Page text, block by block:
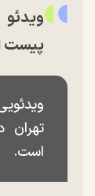
پیست
تهران
است.